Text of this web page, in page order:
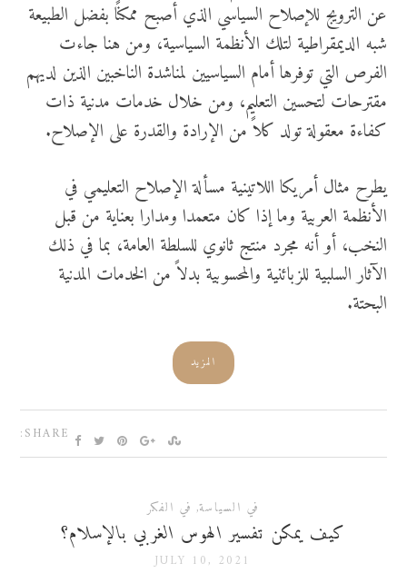
عن الترويج للإصلاح السياسي الذي أصبح ممكنًا بفضل الطبيعة
شبه الديمقراطية لتلك الأنظمة السياسية، ومن هنا جاءت
الفرص التي توفرها أمام السياسيين لمناشدة الناخبين الذين لديهم
مقترحات لتحسين التعليم، ومن خلال خدمات مدنية ذات
كفاءة معقولة تولد كلاً من الإرادة والقدرة على الإصلاح.
يطرح مثال أمريكا اللاتينية مسألة الإصلاح التعليمي في
الأنظمة العربية وما إذا كان متعمدا ومدارا بعناية من قبل
النخب، أو أنه مجرد منتج ثانوي للسلطة العامة، بما في ذلك
الآثار السلبية للزبائنية والمحسوبية بدلاً من الخدمات المدنية
البحتة.
المزيد
SHARE:
في السياسة, في الفكر
كيف يمكن تفسير الهوس الغربي بالإسلام؟
JULY 10, 2021